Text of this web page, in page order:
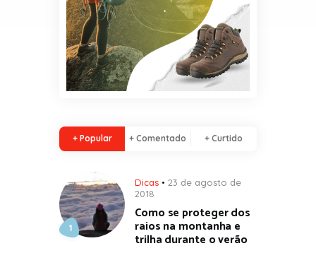
+ Popular + Comentado + Curtido
Dicas
23 de agosto de
2018
Como se proteger dos
raios na montanha e
trilha durante o verão